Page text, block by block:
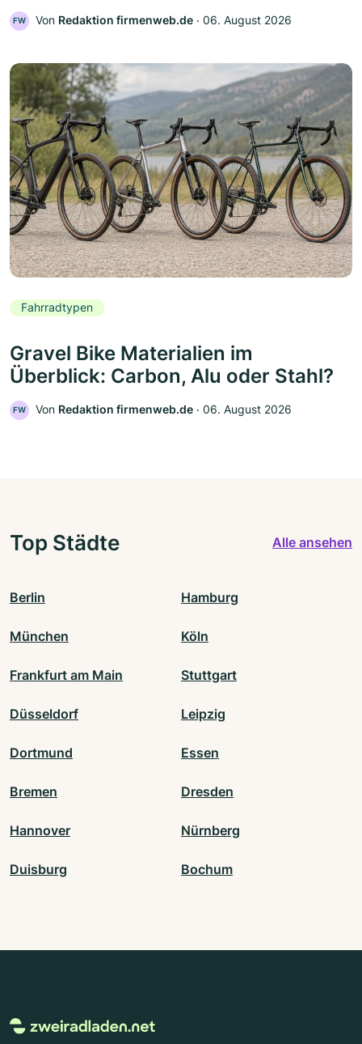
FW Von Redaktion firmenweb.de ‧ 06. August 2026
Fahrradtypen
Gravel Bike Materialien im
Überblick: Carbon, Alu oder Stahl?
FW Von Redaktion firmenweb.de ‧ 06. August 2026
Top Städte Alle ansehen
Berlin Hamburg
München Köln
Frankfurt am Main Stuttgart
Düsseldorf Leipzig
Dortmund Essen
Bremen Dresden
Hannover Nürnberg
Duisburg Bochum